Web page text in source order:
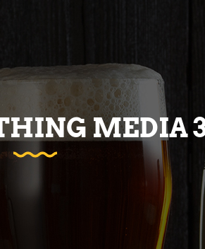
MEDIA